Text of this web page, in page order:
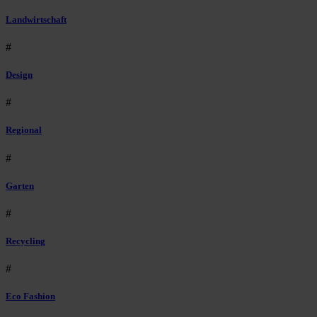
Landwirtschaft
#
Design
#
Regional
#
Garten
#
Recycling
#
Eco Fashion